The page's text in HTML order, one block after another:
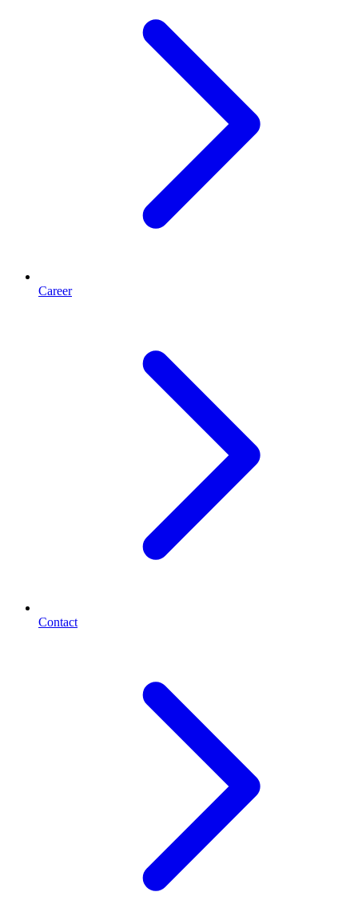
Career
Contact